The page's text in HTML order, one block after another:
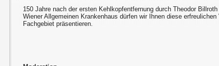
150 Jahre nach der ersten Kehlkopfentfernung durch Theodor
Wiener Allgemeinen Krankenhaus dürfen wir Ihnen diese
Fachgebiet präsentieren.